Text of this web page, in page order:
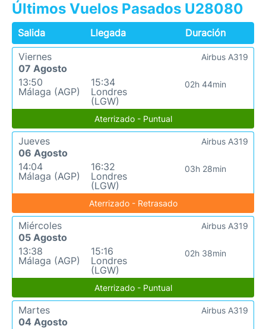
Últimos Vuelos Pasados U28080
Salida Llegada
Duración
Viernes
07 Agosto
13:50
Málaga (AGP)
15:34
Londres
(LGW)
02h 44min
Airbus A319
Aterrizado - Puntual
Jueves
06 Agosto
14:04
Málaga (AGP)
16:32
Londres
(LGW)
03h 28min
Airbus A319
Aterrizado - Retrasado
Miércoles
05 Agosto
13:38
Málaga (AGP)
15:16
Londres
(LGW)
02h 38min
Airbus A319
Aterrizado - Puntual
Martes
04 Agosto
Airbus A319